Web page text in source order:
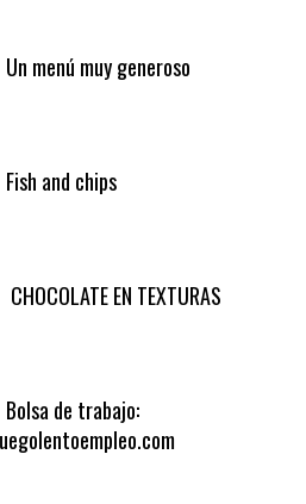
Un menú muy generoso
Fish and chips
CHOCOLATE EN TEXTURAS
Bolsa de trabajo: